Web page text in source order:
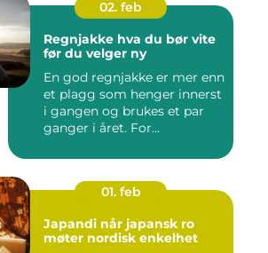
02. feb
Regnjakke hva du bør vite
før du velger ny
En god regnjakke er mer enn
et plagg som henger innerst
i gangen og brukes et par
ganger i året. For...
01. feb
Japandi når japansk ro
møter nordisk enkelhet